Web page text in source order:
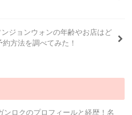
ジョンウォンの年齢やお店はど
方法を調べてみた！
ンロクのプロフィールと経歴！名